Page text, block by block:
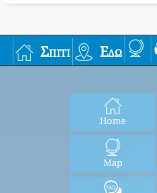
Σπίτι Εδώ
Home
Map